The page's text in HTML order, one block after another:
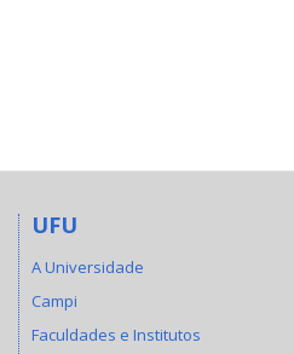
UFU
A Universidade
Campi
Faculdades e Institutos